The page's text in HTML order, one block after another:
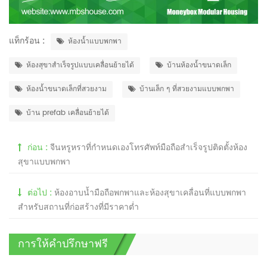
แท็กร้อน : ห้องน้ำแบบพกพา
ห้องสุขาสำเร็จรูปแบบเคลื่อนย้ายได้ บ้านห้องน้ำขนาดเล็ก
ห้องน้ำขนาดเล็กที่สวยงาม บ้านเล็ก ๆ ที่สวยงามแบบพกพา
บ้าน prefab เคลื่อนย้ายได้
ก่อน :จีนหรูหราที่กำหนดเองโทรศัพท์มือถือสำเร็จรูปติดตั้งห้อง
สุขาแบบพกพา
ต่อไป :ห้องอาบน้ำมือถือพกพาและห้องสุขาเคลื่อนที่แบบพกพา
สำหรับสถานที่ก่อสร้างที่มีราคาต่ำ
การให้คำปรึกษาฟรี